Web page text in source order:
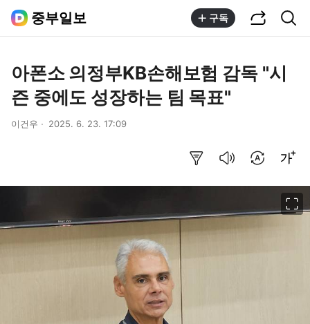
중부일보 구독
아폰소 의정부KB손해보험 감독 "시
즌 중에도 성장하는 팀 목표"
이건우 2025. 6. 23. 17:09